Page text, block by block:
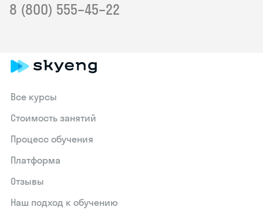
8 (800) 555–45–22
Все курсы
Стоимость занятий
Процесс обучения
Платформа
Отзывы
Наш подход к обучению